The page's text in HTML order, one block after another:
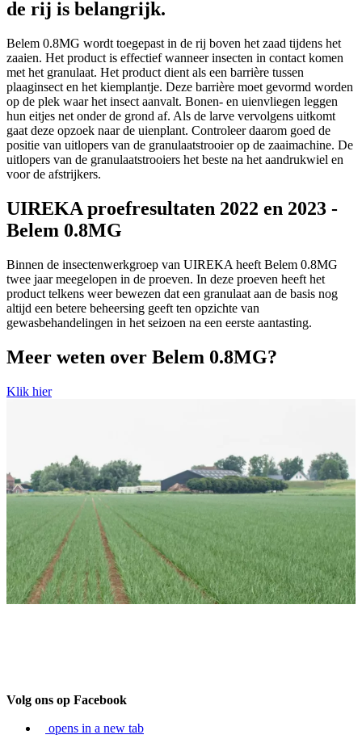
de rij is belangrijk.
Belem 0.8MG wordt toegepast in de rij boven het zaad tijdens het
zaaien. Het product is effectief wanneer insecten in contact komen
met het granulaat. Het product dient als een barrière tussen
plaaginsect en het kiemplantje. Deze barrière moet gevormd worden
op de plek waar het insect aanvalt. Bonen- en uienvliegen leggen
hun eitjes net onder de grond af. Als de larve vervolgens uitkomt
gaat deze opzoek naar de uienplant. Controleer daarom goed de
positie van uitlopers van de granulaatstrooier op de zaaimachine. De
uitlopers van de granulaatstrooiers het beste na het aandrukwiel en
voor de afstrijkers.
UIREKA proefresultaten 2022 en 2023 -
Belem 0.8MG
Binnen de insectenwerkgroep van UIREKA heeft Belem 0.8MG
twee jaar meegelopen in de proeven. In deze proeven heeft het
product telkens weer bewezen dat een granulaat aan de basis nog
altijd een betere beheersing geeft ten opzichte van
gewasbehandelingen in het seizoen na een eerste aantasting.
Meer weten over Belem 0.8MG?
Klik hier
Volg ons op Facebook
opens in a new tab